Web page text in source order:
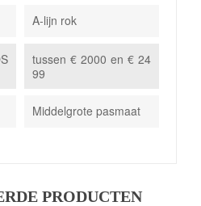
A-lijn rok
tussen € 2000 en € 24
99
Middelgrote pasmaat
PRODUCTEN